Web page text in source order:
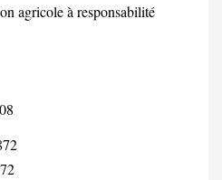
agricole à responsabilité